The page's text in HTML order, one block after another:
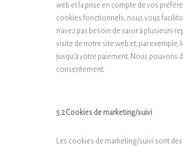
web et la prise en compte de vos
cookies fonctionnels, nous vous
n’avez pas besoin de saisir à plusieurs
visite de notre site web et, par
jusqu’à votre paiement. Nous pouvons
consentement.
5.2 Cookies de marketing/suivi
Les cookies de marketing/suivi sont